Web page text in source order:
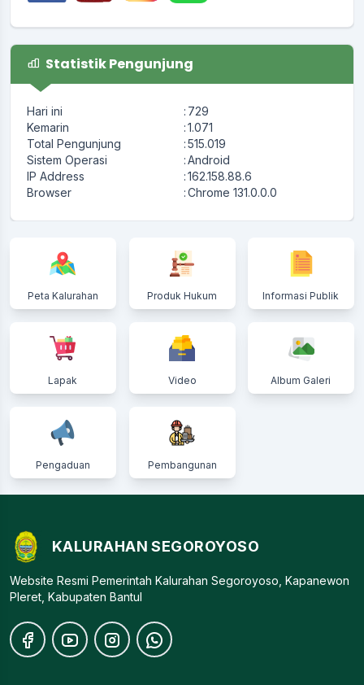
Statistik Pengunjung
Hari ini : 729
Kemarin
:1.071
Total Pengunjung
:515.019
Sistem Operasi
:Android
IP Address
:162.158.88.6
Browser
:Chrome 131.0.0.0
Peta Kalurahan Produk Hukum Informasi Publik
Lapak Video Album Galeri
Pengaduan Pembangunan
KALURAHAN SEGOROYOSO
Website Resmi Pemerintah Kalurahan Segoroyoso, Kapanewon
Pleret, Kabupaten Bantul